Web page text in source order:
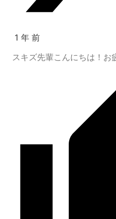
1 年 前
スキズ先輩こんにちは！お